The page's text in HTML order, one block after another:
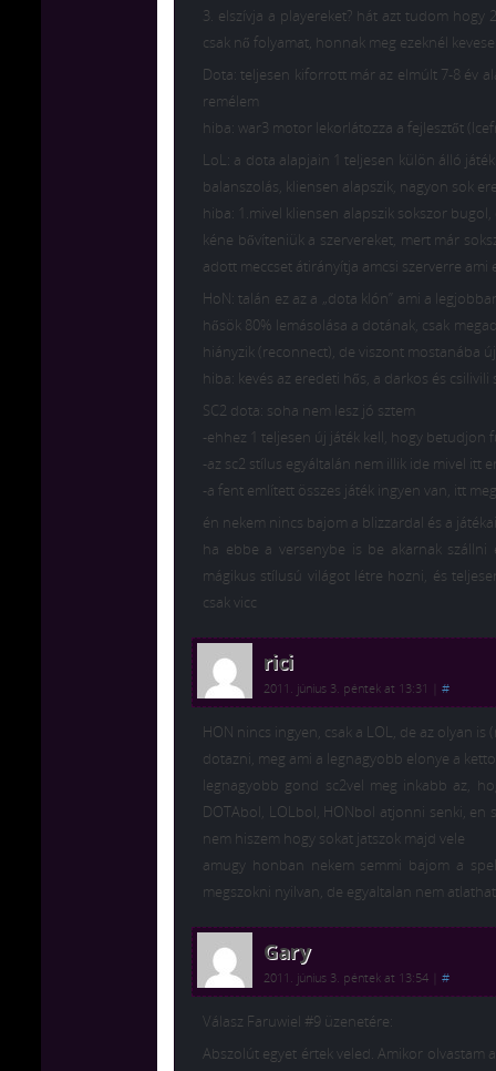
3. elszívja a playereket? hát azt tudom
csak nő folyamat, honnak meg ezeknél
Dota: teljesen kiforrott már az elmúlt 7-8 év
remélem
hiba: war3 motor lekorlátozza a fejlesztőt
LoL: a dota alapjain 1 teljesen külön álló
balanszolás, kliensen alapszik, nagyon sok
hiba: 1.mivel kliensen alapszik sokszor
kéne bővíteniük a szervereket, mert már
adott meccset átirányítja amcsi szerverre
HoN: talán ez az a „dota klón” ami a
hősök 80% lemásolása a dotának, csak
hiányzik (reconnect), de viszont mostanába
hiba: kevés az eredeti hős, a darkos és
SC2 dota: soha nem lesz jó sztem
-ehhez 1 teljesen új játék kell, hogy betudjon
-az sc2 stílus egyáltalán nem illik ide mivel itt
-a fent említett összes játék ingyen van, itt
én nekem nincs bajom a blizzardal és a
ha ebbe a versenybe is be akarnak szállni
mágikus stílusú világot létre hozni, és
csak vicc
rici
2011. június 3. péntek at 13:31 #
HON nincs ingyen, csak a LOL, de az olyan
dotazni, meg ami a legnagyobb elonye a
legnagyobb gond sc2vel meg inkabb az,
DOTAbol, LOLbol, HONbol atjonni senki,
nem hiszem hogy sokat jatszok majd vele
amugy honban nekem semmi bajom a
megszokni nyilvan, de egyaltalan nem
Gary
2011. június 3. péntek at 13:54 #
Válasz Faruwiel #9 üzenetére:
Abszolút egyet értek veled. Amikor olvastam